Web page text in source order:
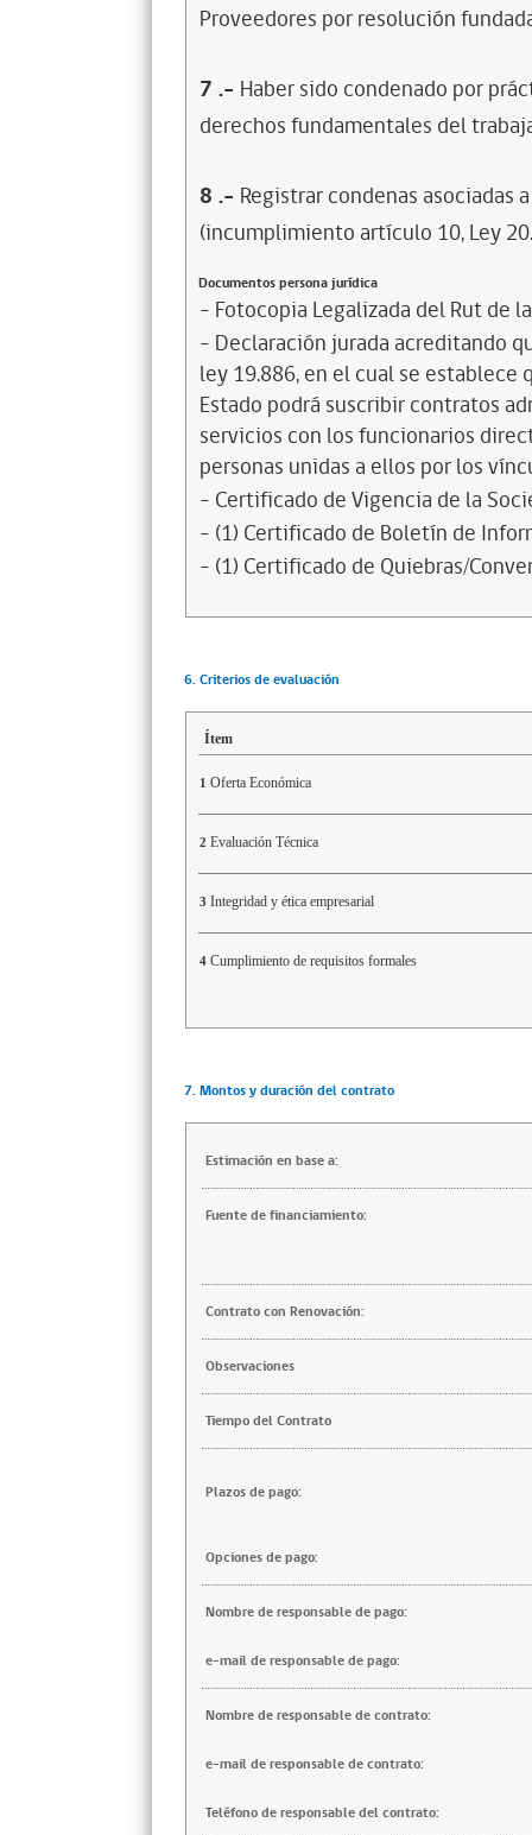
Proveedores por resolución
7 .- Haber sido condenado por
derechos fundamentales del
8 .- Registrar condenas asociadas
(incumplimiento artículo 10, Ley
Documentos persona jurídica
- Fotocopia Legalizada del Rut de
- Declaración jurada acreditando
ley 19.886, en el cual se
Estado podrá suscribir contratos
servicios con los funcionarios
personas unidas a ellos por los
- Certificado de Vigencia de la
- (1) Certificado de Boletín de
- (1) Certificado de Quiebras/
6. Criterios de evaluación
Ítem
1 Oferta Económica
2 Evaluación Técnica
3 Integridad y ética empresarial
4 Cumplimiento de requisitos formales
7. Montos y duración del contrato
Estimación en base a:
Fuente de financiamiento:
Contrato con Renovación:
Observaciones
Tiempo del Contrato
Plazos de pago:
Opciones de pago:
Nombre de responsable de pago:
e-mail de responsable de pago:
Nombre de responsable de contrato:
e-mail de responsable de contrato:
Teléfono de responsable del contrato: